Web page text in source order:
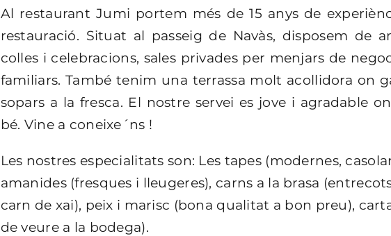
Al restaurant Jumi portem més de 15 anys de
restauració. Situat al passeig de Navàs, disposem de
colles i celebracions, sales privades per menjars de
familiars. També tenim una terrassa molt acollidora on
sopars a la fresca. El nostre servei es jove i agradable
bé. Vine a coneixe´ns !
Les nostres especialitats son: Les tapes (modernes,
amanides (fresques i lleugeres), carns a la brasa
carn de xai), peix i marisc (bona qualitat a bon preu),
de veure a la bodega).